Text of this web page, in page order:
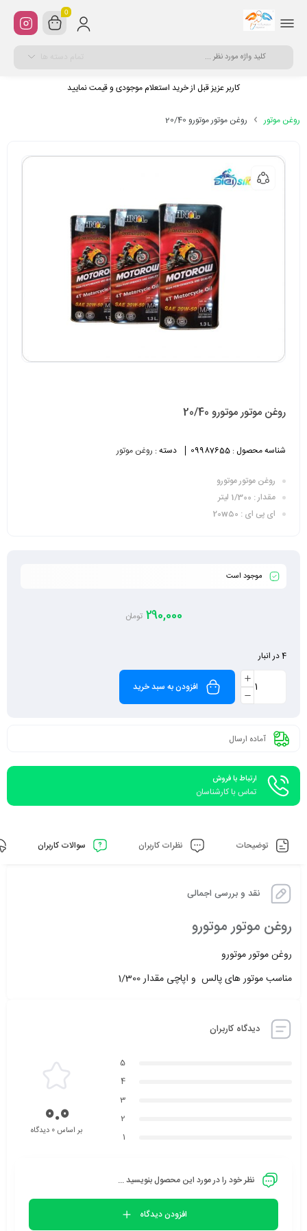
0
کاربر عزیز قبل از خرید استعلام موجودی و قیمت نمایید
روغن موتور روغن موتور موتورو 20/40
روغن موتور موتورو 20/40
شناسه محصول : 09987655 دسته : روغن موتور
روغن موتور موتورو
مقدار : 1/300 لیتر
ای پی ای : 20w50
موجود است
290,000 تومان
4 در انبار
افزودن به سبد خرید
آماده ارسال
ارتباط با فروش
تماس با کارشناسان
توضیحات نظرات کاربران سوالات کاربران
نقد و بررسی اجمالی
روغن موتور موتورو
روغن موتور موتورو
مناسب موتور های پالس و اپاچی مقدار 1/300
دیدگاه کاربران
5
4
3
2
1
0.0بر اساس 0 دیدگاه
نظر خود را در مورد این محصول بنویسید ...
افزودن دیدگاه